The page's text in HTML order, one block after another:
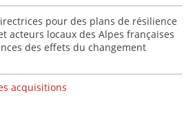
pour des plans de résilience
acteurs locaux des Alpes françaises
des effets du changement
acquisitions